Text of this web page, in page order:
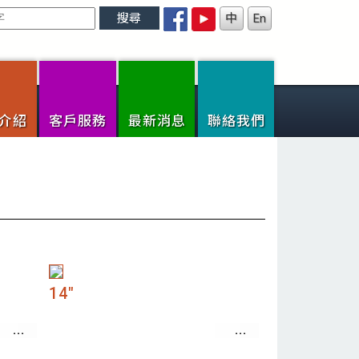
搜尋 中 En
紹 客戶服務 最新消息 聯絡我們
14"